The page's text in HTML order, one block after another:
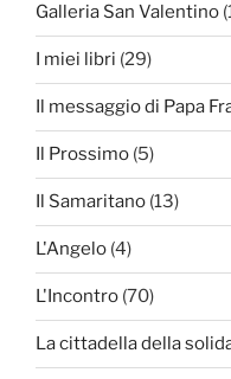
Galleria San Valentino
I miei libri (29)
Il messaggio di Papa
Il Prossimo (5)
Il Samaritano (13)
L'Angelo (4)
L'Incontro (70)
La cittadella della